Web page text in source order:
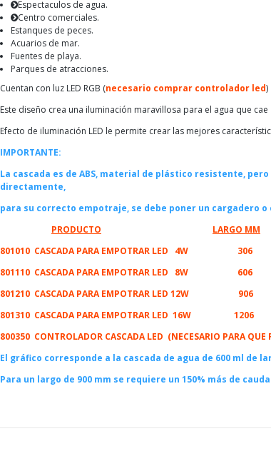
Espectaculos de agua.
Centro comerciales.
Estanques de peces.
Acuarios de mar.
Fuentes de playa.
Parques de atracciones.
Cuentan con luz LED RGB (necesario comprar controlador led)
Este diseño crea una iluminación maravillosa para el agua que cae
Efecto de iluminación LED le permite crear las mejores
IMPORTANTE:
La cascada es de ABS, material de plástico resistente,
directamente,
para su correcto empotraje, se debe poner un cargadero
PRODUCTO
LARGO MM
801010 CASCADA PARA EMPOTRAR LED 4W
801110 CASCADA PARA EMPOTRAR LED 8W
801210 CASCADA PARA EMPOTRAR LED 12W
801310 CASCADA PARA EMPOTRAR LED 16W
800350 CONTROLADOR CASCADA LED (NECESARIO PARA QUE
El gráfico corresponde a la cascada de agua de 600 ml de
Para un largo de 900 mm se requiere un 150% más de